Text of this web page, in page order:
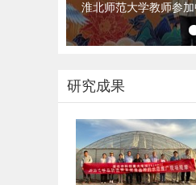
淮北师范大学教师参
研究成果